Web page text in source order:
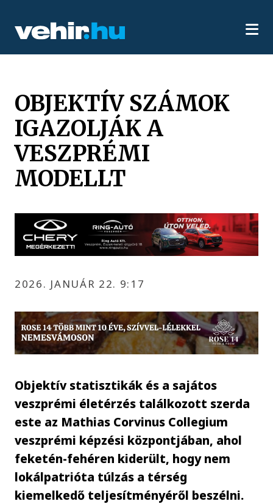
OBJEKTÍV SZÁMOK
IGAZOLJÁK A
VESZPRÉMI
MODELLT
2026. JANUÁR 22. 9:17
Objektív statisztikák és a sajátos
veszprémi életérzés találkozott szerda
este az Mathias Corvinus Collegium
veszprémi képzési központjában, ahol
feketén-fehéren kiderült, hogy nem
lokálpatrióta túlzás a térség
kiemelkedő teljesítményéről beszélni.